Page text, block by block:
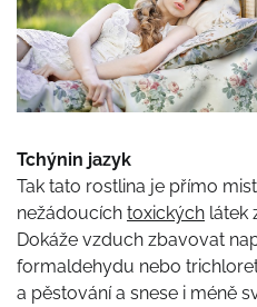
Tchýnin jazyk
Tak tato rostlina je přímo
nežádoucích toxických látek
Dokáže vzduch zbavovat
formaldehydu nebo
a pěstování a snese i méně